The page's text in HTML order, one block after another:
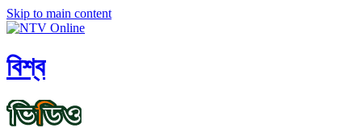
Skip to main content
বিশ্ব